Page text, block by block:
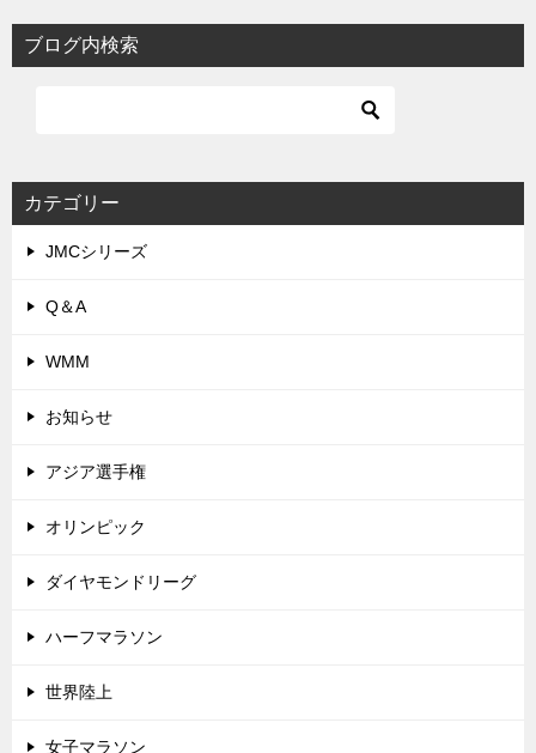
ブログ内検索
カテゴリー
JMCシリーズ
Q＆A
WMM
お知らせ
アジア選手権
オリンピック
ダイヤモンドリーグ
ハーフマラソン
世界陸上
女子マラソン